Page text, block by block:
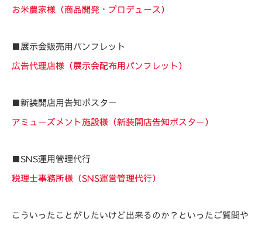
お米農家様（商品開発・プロデュース）
■展示会販売用パンフレット
広告代理店様（展示会配布用パンフレット）
■新装開店用告知ポスター
アミューズメント施設様（新装開店告知ポスター）
■SNS運用管理代行
税理士事務所様（SNS運営管理代行）
こういったことがしたいけど出来るのか？といったご質問や